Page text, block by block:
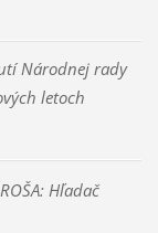
Národnej rady
letoch
Hľadač